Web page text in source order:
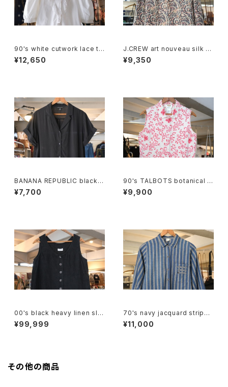
90's white cutwork lace tri
mmed cotton Blouse
¥12,650
J.CREW art nouveau silk p
ullover Blouse
¥9,350
BANANA REPUBLIC black r
ayon open collar Shirt
¥7,700
90's TALBOTS botanical s
croll printed Irish linen sle
eveless Shirt
¥9,900
00's black heavy linen sle
eveless Top
¥99,999
70's navy jacquard stripe
balloon sleeve Shirt
¥11,000
その他の商品